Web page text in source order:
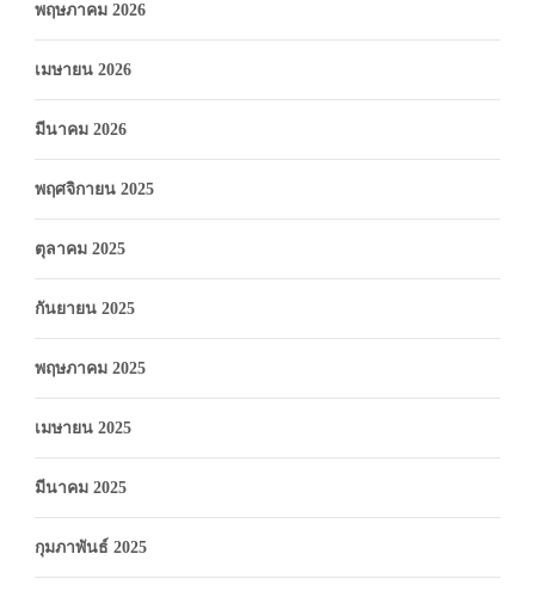
พฤษภาคม 2026
เมษายน 2026
มีนาคม 2026
พฤศจิกายน 2025
ตุลาคม 2025
กันยายน 2025
พฤษภาคม 2025
เมษายน 2025
มีนาคม 2025
กุมภาพันธ์ 2025